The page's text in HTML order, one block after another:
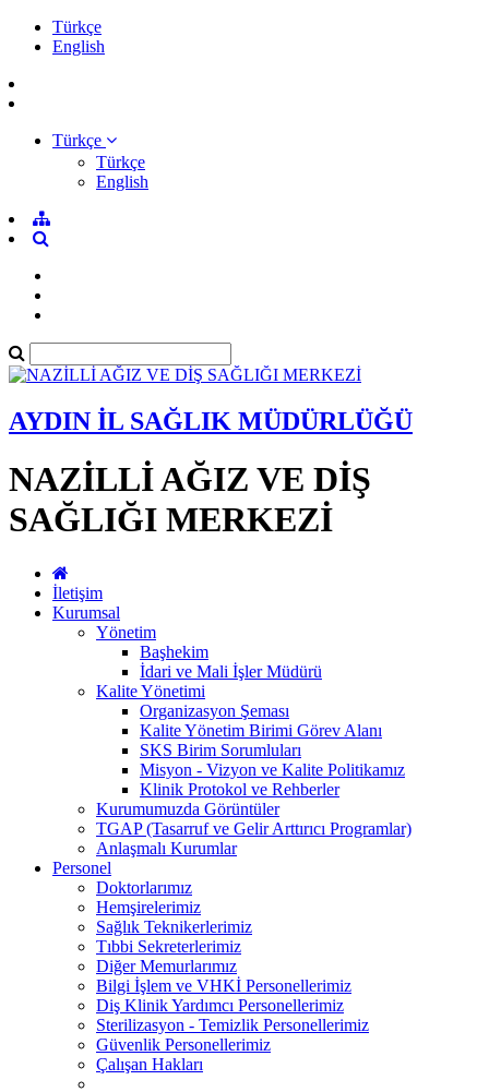
Türkçe
English
Türkçe
Türkçe
English
AYDIN İL SAĞLIK MÜDÜRLÜĞÜ
NAZİLLİ AĞIZ VE DİŞ
SAĞLIĞI MERKEZİ
İletişim
Kurumsal
Yönetim
Başhekim
İdari ve Mali İşler Müdürü
Kalite Yönetimi
Organizasyon Şeması
Kalite Yönetim Birimi Görev Alanı
SKS Birim Sorumluları
Misyon - Vizyon ve Kalite Politikamız
Klinik Protokol ve Rehberler
Kurumumuzda Görüntüler
TGAP (Tasarruf ve Gelir Arttırıcı Programlar)
Anlaşmalı Kurumlar
Personel
Doktorlarımız
Hemşirelerimiz
Sağlık Teknikerlerimiz
Tıbbi Sekreterlerimiz
Diğer Memurlarımız
Bilgi İşlem ve VHKİ Personellerimiz
Diş Klinik Yardımcı Personellerimiz
Sterilizasyon - Temizlik Personellerimiz
Güvenlik Personellerimiz
Çalışan Hakları